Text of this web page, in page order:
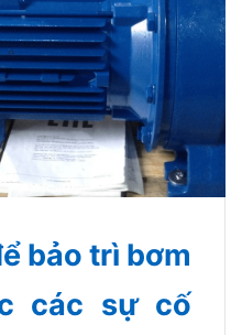
bảo trì bơm
các sự cố